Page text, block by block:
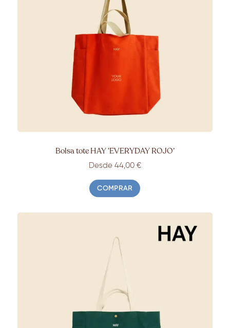
Bolsa tote HAY ‘EVERYDAY ROJO’
Desde 44,00 €
COMPRAR